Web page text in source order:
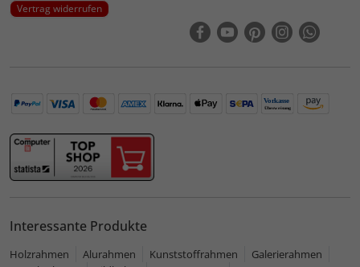
Vertrag widerrufen
Interessante Produkte
Holzrahmen Alurahmen Kunststoffrahmen
Galerierahmen